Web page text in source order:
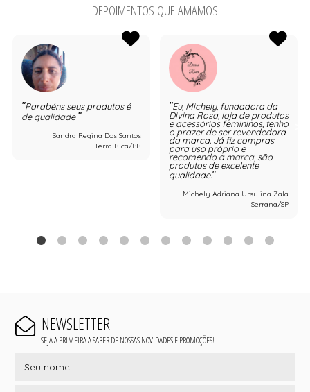
DEPOIMENTOS QUE AMAMOS
Parabéns seus produtos é
de qualidade
Sandra Regina Dos Santos
Terra Rica/PR
Eu, Michely, fundadora da
Divina Rosa, loja de produtos
e acessórios femininos, tenho
o prazer de ser revendedora
da marca. Já fiz compras
para uso próprio e
recomendo a marca, são
produtos de excelente
qualidade.
Michely Adriana Ursulina Zala
Serrana/SP
NEWSLETTER
SEJA A PRIMEIRA A SABER DE NOSSAS NOVIDADES E PROMOÇÕES!